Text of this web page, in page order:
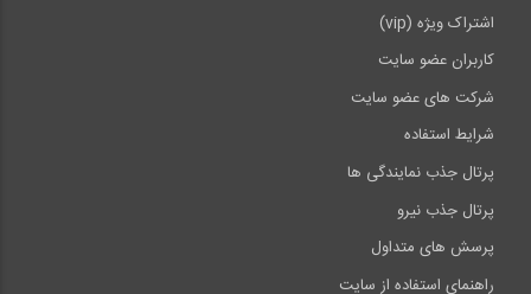
اشتراک ویژه (vip)
کاربران عضو سایت
شرکت های عضو سایت
شرایط استفاده
پرتال جذب نمایندگی ها
پرتال جذب نیرو
پرسش های متداول
راهنمای استفاده از سایت